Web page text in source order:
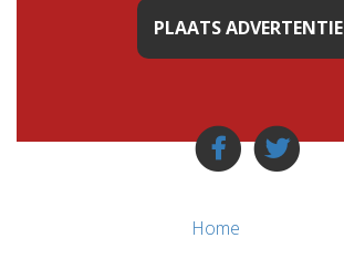
PLAATS ADVERTENTIE
Home